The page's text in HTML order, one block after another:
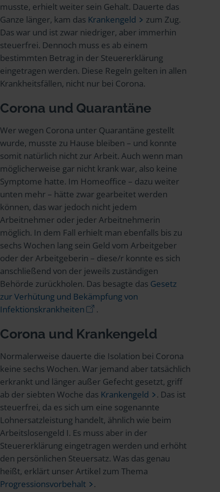
musste, erhielt weiter sein Gehalt. Dauerte das
Ganze länger, kam das Krankengeld
zum Zug.
Das war und ist zwar niedriger, aber immerhin
steuerfrei. Dennoch muss es ab einem
bestimmten Betrag in der Steuererklärung
eingetragen werden. Diese Regeln gelten in allen
Krankheitsfällen, nicht nur bei Corona.
Corona und Quarantäne
Wer wegen Corona unter Quarantäne gestellt
wurde, musste zu Hause bleiben – und konnte
somit natürlich nicht zur Arbeit. Auch wenn man
möglicherweise gar nicht krank war, also keine
Symptome hatte. Im Homeoffice – dazu weiter
unten mehr – hätte zwar gearbeitet werden
können, das war jedoch nicht jedem
Arbeitnehmer oder jeder Arbeitnehmerin
möglich. In dem Fall erhielt man ebenfalls bis zu
sechs Wochen lang sein Geld vom Arbeitgeber
oder der Arbeitgeberin – diese/r konnte es sich
anschließend von der jeweils zuständigen
Behörde zurückholen. Das besagte das Gesetz
zur Verhütung und Bekämpfung von
Infektionskrankheiten
.
Corona und Krankengeld
Normalerweise dauerte die Isolation bei Corona
keine sechs Wochen. War jemand aber tatsächlich
erkrankt und länger außer Gefecht gesetzt, griff
ab der siebten Woche das Krankengeld
. Das ist
steuerfrei, da es sich um eine sogenannte
Lohnersatzleistung handelt, ähnlich wie beim
Arbeitslosengeld I. Es muss aber in der
Steuererklärung eingetragen werden und erhöht
den persönlichen Steuersatz. Was das genau
heißt, erklärt unser Artikel zum Thema
Progressionsvorbehalt
.